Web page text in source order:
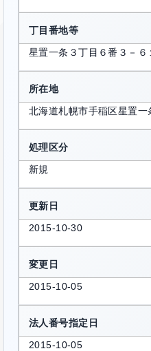
丁目番地等
星置一条３丁目６番３－６
所在地
北海道札幌市手稲区星置
処理区分
新規
更新日
2015-10-30
変更日
2015-10-05
法人番号指定日
2015-10-05